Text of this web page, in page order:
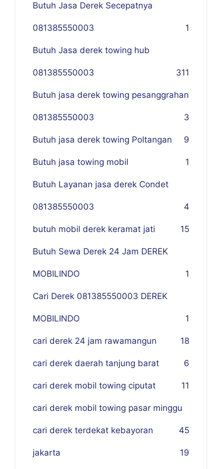
Butuh Jasa Derek Secepatnya
081385550003 1
Butuh Jasa derek towing hub
081385550003 311
Butuh jasa derek towing pesanggrahan
081385550003 3
Butuh jasa derek towing Poltangan 9
Butuh jasa towing mobil 1
Butuh Layanan jasa derek Condet
081385550003 4
butuh mobil derek keramat jati 15
Butuh Sewa Derek 24 Jam DEREK
MOBILINDO 1
Cari Derek 081385550003 DEREK
MOBILINDO 1
cari derek 24 jam rawamangun 18
cari derek daerah tanjung barat 6
cari derek mobil towing ciputat 11
cari derek mobil towing pasar minggu
45
cari derek terdekat kebayoran
jakarta 19